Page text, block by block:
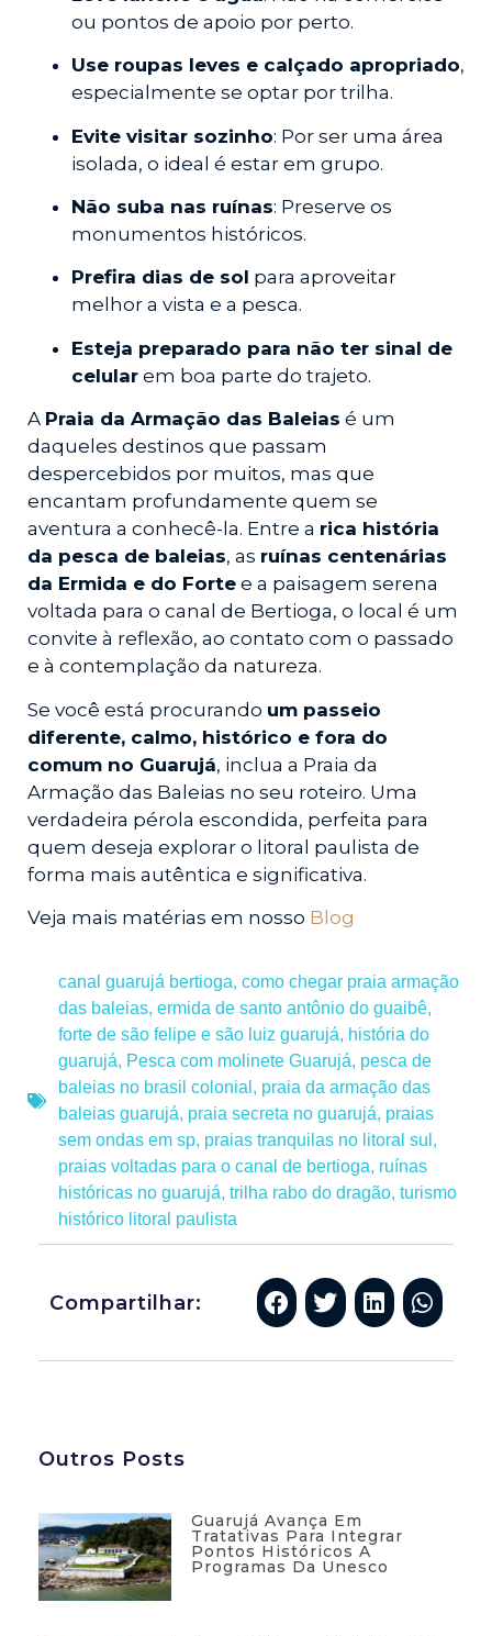
ou pontos de apoio por perto.
Use roupas leves e calçado apropriado,
especialmente se optar por trilha.
Evite visitar sozinho: Por ser uma área
isolada, o ideal é estar em grupo.
Não suba nas ruínas: Preserve os
monumentos históricos.
Prefira dias de sol para aproveitar
melhor a vista e a pesca.
Esteja preparado para não ter sinal de
celular em boa parte do trajeto.
A Praia da Armação das Baleias é um
daqueles destinos que passam
despercebidos por muitos, mas que
encantam profundamente quem se
aventura a conhecê-la. Entre a rica história
da pesca de baleias, as ruínas centenárias
da Ermida e do Forte e a paisagem serena
voltada para o canal de Bertioga, o local é um
convite à reflexão, ao contato com o passado
e à contemplação da natureza.
Se você está procurando um passeio
diferente, calmo, histórico e fora do
comum no Guarujá, inclua a Praia da
Armação das Baleias no seu roteiro. Uma
verdadeira pérola escondida, perfeita para
quem deseja explorar o litoral paulista de
forma mais autêntica e significativa.
Veja mais matérias em nosso Blog
canal guarujá bertioga, como chegar praia armação
das baleias, ermida de santo antônio do guaibê,
forte de são felipe e são luiz guarujá, história do
guarujá, Pesca com molinete Guarujá, pesca de
baleias no brasil colonial , praia da armação das
baleias guarujá, praia secreta no guarujá, praias
sem ondas em sp, praias tranquilas no litoral sul ,
praias voltadas para o canal de bertioga, ruínas
históricas no guarujá, trilha rabo do dragão, turismo
histórico litoral paulista
Compartilhar:
Outros Posts
Guarujá Avança Em
Tratativas Para Integrar
Pontos Históricos A
Programas Da Unesco